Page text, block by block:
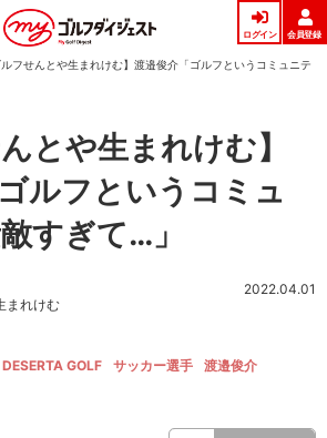
ログイン 会員登録
ルフせんとや生まれけむ】渡邉俊介「ゴルフというコミュニテ
とや生まれけむ】
ルフというコミュ
すぎて…」
まれけむ
2022.04.01
GOLF サッカー選手 渡邉俊介